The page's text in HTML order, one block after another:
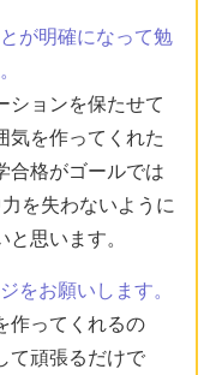
が明確になって勉
ションを保たせて
気を作ってくれた
合格がゴールでは
を失わないように
思います。
をお願いします。
作ってくれるの
て頑張るだけで